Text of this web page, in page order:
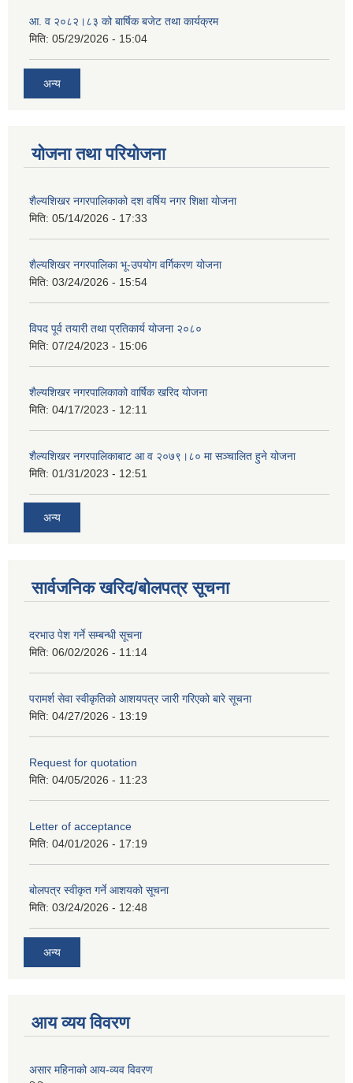
आ. व २०८२।८३ को बार्षिक बजेट तथा कार्यक्रम
मिति: 05/29/2026 - 15:04
अन्य
योजना तथा परियोजना
शैल्यशिखर नगरपालिकाको दश वर्षिय नगर शिक्षा योजना
मिति: 05/14/2026 - 17:33
शैल्यशिखर नगरपालिका भू-उपयोग वर्गिकरण योजना
मिति: 03/24/2026 - 15:54
विपद पूर्व तयारी तथा प्रतिकार्य योजना २०८०
मिति: 07/24/2023 - 15:06
शैल्यशिखर नगरपालिकाको वार्षिक खरिद योजना
मिति: 04/17/2023 - 12:11
शैल्यशिखर नगरपालिकाबाट आ व २०७९।८० मा सञ्चालित हुने योजना
मिति: 01/31/2023 - 12:51
अन्य
सार्वजनिक खरिद/बोलपत्र सूचना
दरभाउ पेश गर्ने सम्बन्धी सूचना
मिति: 06/02/2026 - 11:14
परामर्श सेवा स्वीकृतिको आशयपत्र जारी गरिएको बारे सूचना
मिति: 04/27/2026 - 13:19
Request for quotation
मिति: 04/05/2026 - 11:23
Letter of acceptance
मिति: 04/01/2026 - 17:19
बोलपत्र स्वीकृत गर्ने आशयको सूचना
मिति: 03/24/2026 - 12:48
अन्य
आय व्यय विवरण
असार महिनाको आय-व्यव विवरण